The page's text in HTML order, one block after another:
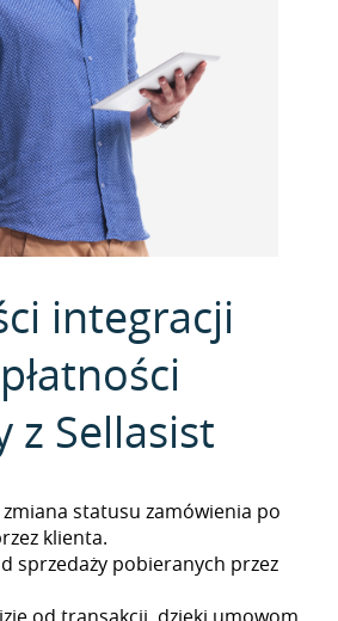
integracji
z Sellasist
statusu zamówienia po
klienta.
sprzedaży pobieranych przez